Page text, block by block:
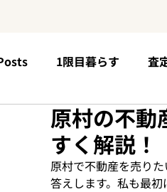
1限目暮らす 査
4限目体験する 【90秒解
ニューリリース お役立ち
原村の不動
すく解説！
原村で不動産を売り
答えします。私も最